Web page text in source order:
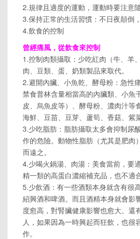
2.規律且適度的運動，運動時要注意
3.保持正常的生活習慣：不日夜顛倒
4.飲食的控制
曾經痛風，從飲食來控制
1.控制肉類攝取：少吃紅肉（牛、羊
肉、豆類、蛋、奶類製品來取代。
2.避開內臟、小魚乾、酵母粉：急性
禁食普林含量相當高的內臟類、小魚
皮、烏魚皮等）、酵母粉、濃肉汁等
海鮮、豆苗、豆芽、蘆筍、香菇、紫
3.少吃脂肪：脂肪攝取太多會抑制尿
作的危險。動物性脂肪（尤其是肥肉
而遠之。
4.少喝火鍋湯、肉湯：美食當前，要
精一類的高蛋白濃縮補充品，也不適
5.少飲酒：有一些酒類本身就含有很
紹興酒和啤酒。而且酒精本身就會影
度愈高，對腎臟健康影響也愈大。還
人，如果因為一時興起而狂飲，也很
作。